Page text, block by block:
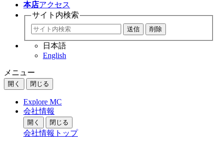
本店アクセス
サイト内検索
日本語
English
メニュー
開く 閉じる
Explore MC
会社情報
開く 閉じる
会社情報トップ